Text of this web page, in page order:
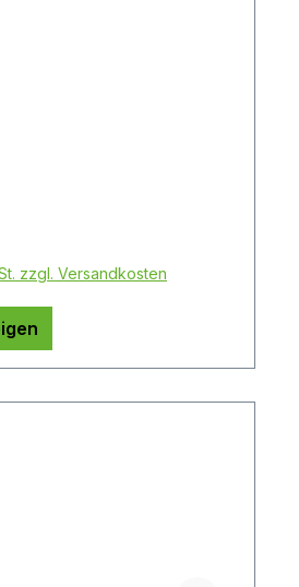
zzgl. Versandkosten